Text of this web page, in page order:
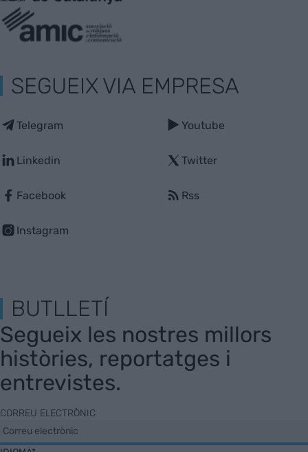
SEGUEIX VIA EMPRESA
Telegram
Linkedin
Facebook
Instagram
Youtube
Twitter
Rss
BUTLLETÍ
Segueix les nostres millors
històries, reportatges i
entrevistes.
CORREU ELECTRÒNIC